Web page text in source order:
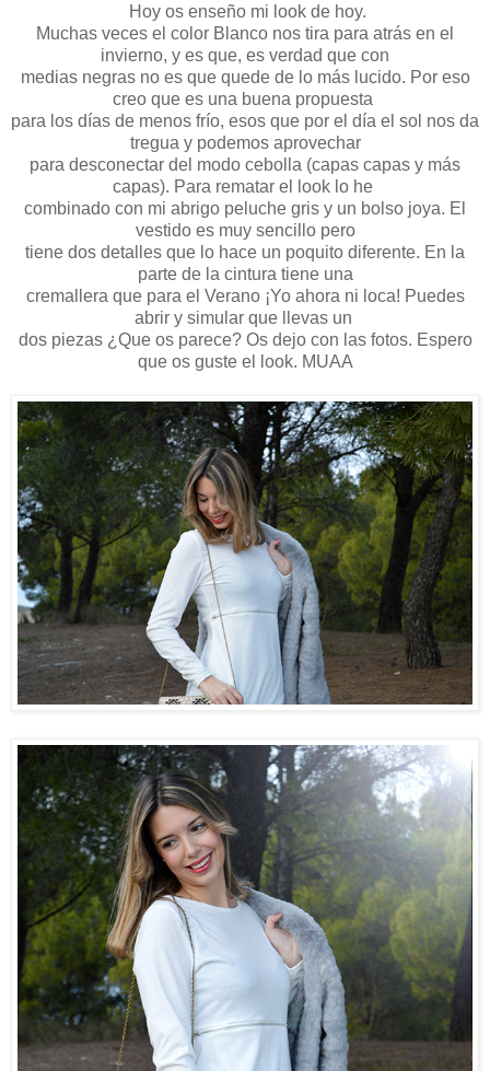
Hoy os enseño mi look de hoy.
Muchas veces el color Blanco nos tira para atrás en el
invierno, y es que, es verdad que con
medias negras no es que quede de lo más lucido. Por eso
creo que es una buena propuesta
para los días de menos frío, esos que por el día el sol nos da
tregua y podemos aprovechar
para desconectar del modo cebolla (capas capas y más
capas). Para rematar el look lo he
combinado con mi abrigo peluche gris y un bolso joya. El
vestido es muy sencillo pero
tiene dos detalles que lo hace un poquito diferente. En la
parte de la cintura tiene una
cremallera que para el Verano ¡Yo ahora ni loca! Puedes
abrir y simular que llevas un
dos piezas ¿Que os parece? Os dejo con las fotos. Espero
que os guste el look. MUAA